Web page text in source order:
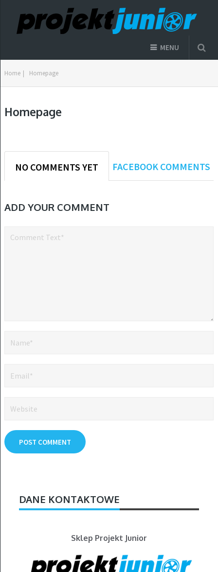
MENU
Home | Homepage
Homepage
NO COMMENTS YET FACEBOOK COMMENTS
ADD YOUR COMMENT
DANE KONTAKTOWE
Sklep Projekt Junior